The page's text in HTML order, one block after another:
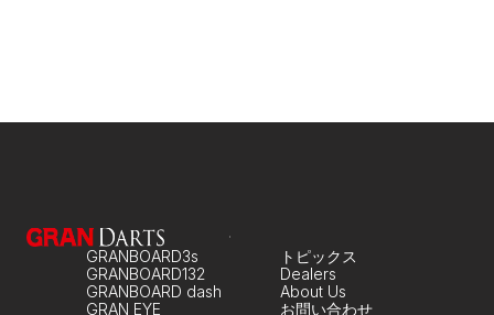
GRANBOARD3s
GRANBOARD132
GRANBOARD dash
GRAN EYE
About Us
トピックス
Dealers
お問い合わせ